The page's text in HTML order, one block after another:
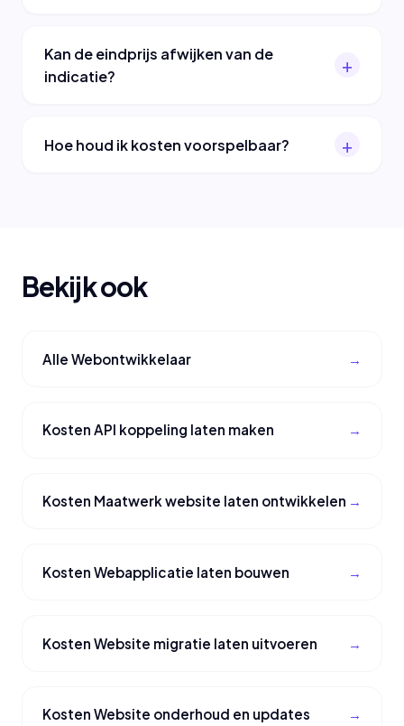
Kan de eindprijs afwijken van de
indicatie?
Hoe houd ik kosten voorspelbaar?
Bekijk ook
Alle Webontwikkelaar
Kosten API koppeling laten maken
Kosten Maatwerk website laten ontwikkelen
Kosten Webapplicatie laten bouwen
Kosten Website migratie laten uitvoeren
Kosten Website onderhoud en updates